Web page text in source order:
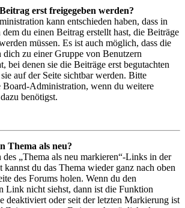
erst freigegeben werden?
kann entschieden haben, dass in
du einen Beitrag erstellt hast, die Beiträge
müssen. Es ist auch möglich, dass die
zu einer Gruppe von Benutzern
bei denen sie die Beiträge erst begutachten
auf der Seite sichtbar werden. Bitte
Board-Administration, wenn du weitere
benötigst.
Thema als neu?
„Thema als neu markieren“-Links in der
kannst du das Thema wieder ganz nach oben
des Forums holen. Wenn du den
Link nicht siehst, dann ist die Funktion
deaktiviert oder seit der letzten Markierung ist